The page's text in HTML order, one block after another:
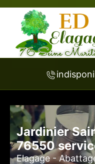
Jardinier
76550
Elagage -